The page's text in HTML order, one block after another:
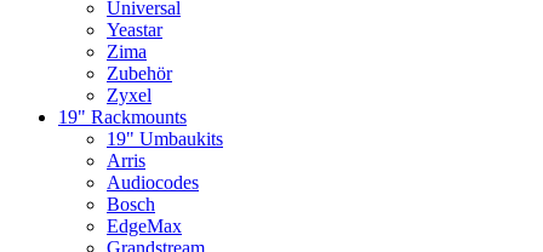
Universal
Yeastar
Zima
Zubehör
Zyxel
19" Rackmounts
19" Umbaukits
Arris
Audiocodes
Bosch
EdgeMax
Grandstream